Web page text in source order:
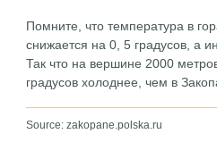
Помните, что температура в
снижается на 0, 5 градусов, а
Так что на вершине 2000
градусов холоднее, чем в
Source: zakopane.polska.ru